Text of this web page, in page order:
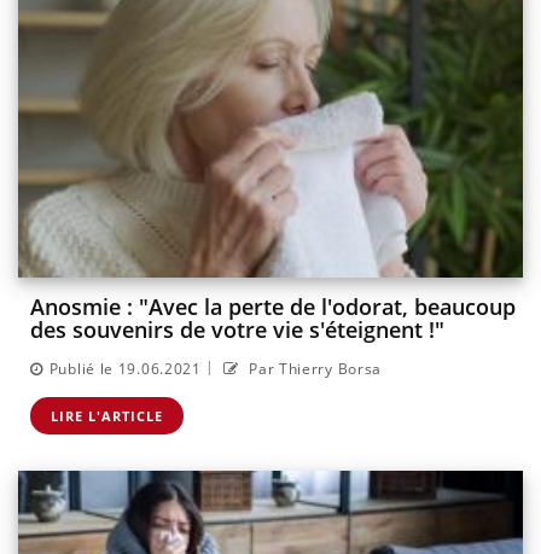
Anosmie : "Avec la perte de l'odorat, beaucoup
des souvenirs de votre vie s'éteignent !"
Publié le 19.06.2021 | Par Thierry Borsa
LIRE L'ARTICLE